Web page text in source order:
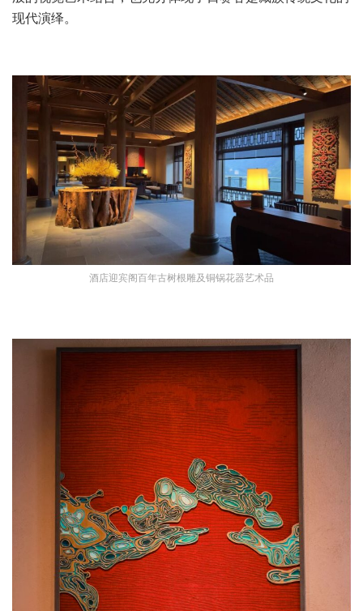
现代演绎。
酒店迎宾阁百年古树根雕及铜锅花器艺术品